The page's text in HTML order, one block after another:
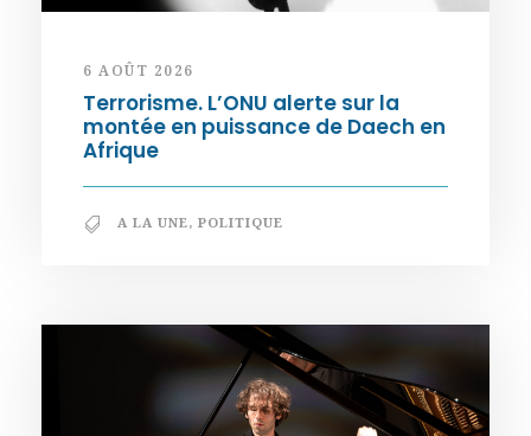
6 AOÛT 2026
Terrorisme. L’ONU alerte sur la
montée en puissance de Daech en
Afrique
A LA UNE, POLITIQUE